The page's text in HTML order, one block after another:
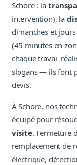
Schore : la
intervention), la
dimanches et
(45 minutes en
chaque travail
slogans — ils font
devis.
À Schore, nos
équipé pour
visite. Fermeture
remplacement de
électrique,